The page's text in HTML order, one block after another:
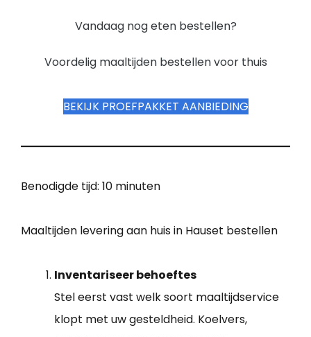
Vandaag nog eten bestellen?
Voordelig maaltijden bestellen voor thuis
BEKIJK PROEFPAKKET AANBIEDING
Benodigde tijd: 10 minuten
Maaltijden levering aan huis in Hauset bestellen
Inventariseer behoeftes
Stel eerst vast welk soort maaltijdservice
klopt met uw gesteldheid. Koelvers,